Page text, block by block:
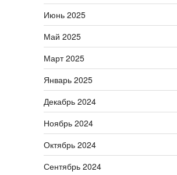
Июнь 2025
Май 2025
Март 2025
Январь 2025
Декабрь 2024
Ноябрь 2024
Октябрь 2024
Сентябрь 2024